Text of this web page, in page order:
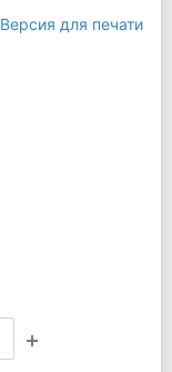
Версия для печати